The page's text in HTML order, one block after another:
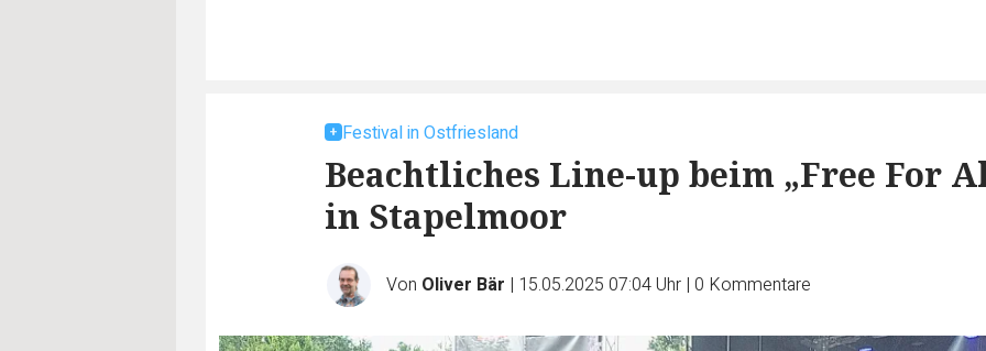
Festival in Ostfriesland
Beachtliches Line-up beim „Free For
in Stapelmoor
Von Oliver Bär | 15.05.2025 07:04 Uhr | 0 Kommentare